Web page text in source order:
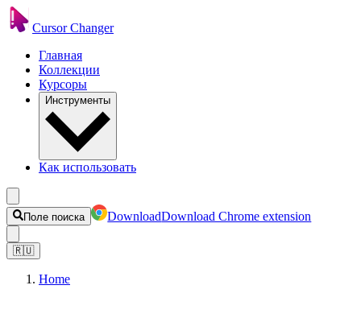
Cursor Changer
Главная
Коллекции
Курсоры
Инструменты
Как использовать
Поле поиска DownloadDownload Chrome extension
🇷🇺
Home